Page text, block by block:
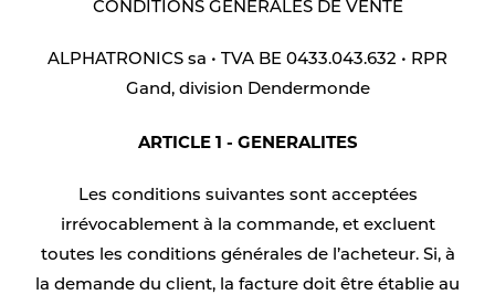
CONDITIONS GENERALES DE VENTE
ALPHATRONICS sa • TVA BE 0433.043.632 • RPR
Gand, division Dendermonde
ARTICLE 1 - GENERALITES
Les conditions suivantes sont acceptées
irrévocablement à la commande, et excluent
toutes les conditions générales de l’acheteur. Si, à
la demande du client, la facture doit être établie au